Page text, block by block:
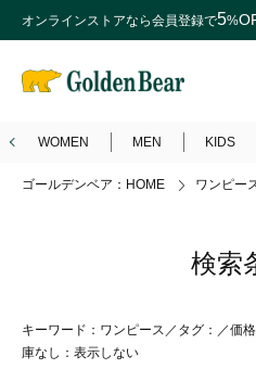
オンラインストアなら会員登録で5%
WOMEN MEN KIDS
ゴールデンベア：HOME ワンピー
検索
キーワード：ワンピース／タグ：／価
庫なし：表示しない